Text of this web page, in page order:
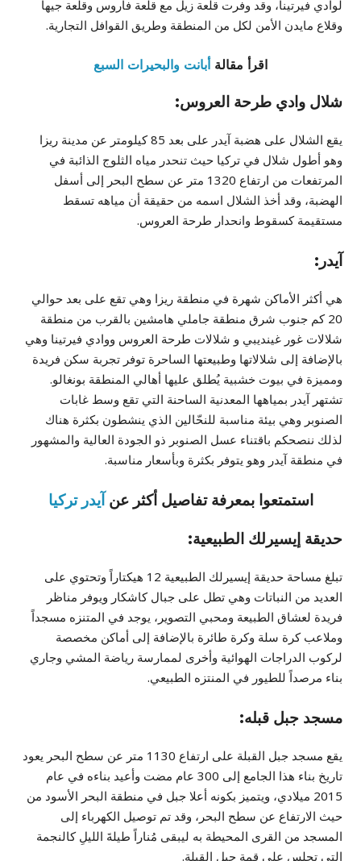
لوادي فيرتينا، وقد وفرت قلعة زيل مع قلعة فاروس وقلعة جيها
وقلاع مايدن الأمن لكل من المنطقة وطريق القوافل التجارية.
اقرأ مقالة أبانت والبحيرات السبع
شلال وادي طرحة العروس:
يقع الشلال على هضبة آيدر على بعد 85 كيلومتر عن مدينة ريزا
وهو أطول شلال في تركيا حيث تنحدر مياه الثلوج الذائبة في
المرتفعات من ارتفاع 1320 متر عن سطح البحر إلى أسفل
الهضبة، وقد أخذ الشلال اسمه من حقيقة أن مياهه تسقط
مستقيمة كسقوط وانحدار طرحة العروس.
آيدر:
هي أكثر الأماكن شهرة في منطقة ريزا وهي تقع على بعد حوالي
20 كم جنوب شرق منطقة جاملي هامشين بالقرب من منطقة
شلالات غور غينديبي و شلالات طرحة العروس ووادي فيرتينا وهي
بالإضافة إلى شلالاتها وطبيعتها الساحرة توفر تجربة سكن فريدة
ومميزة في بيوت خشبية يُطلق عليها أهالي المنطقة بونغالو.
تشتهر آيدر بمياهها المعدنية الساحنة التي تقع وسط غابات
الصنوبر وهي بيئة مناسبة للنحّالين الذي ينشطون بكثرة هناك
لذلك ننصحكم باقتناء عسل الصنوبر ذو الجودة العالية والمشهور
في منطقة آيدر وهو يتوفر بكثرة وبأسعار مناسبة.
استمتعوا بمعرفة تفاصيل أكثر عن آيدر تركيا
حديقة إيسيرلك الطبيعية:
تبلغ مساحة حديقة إيسيرلك الطبيعية 12 هيكتاراً وتحتوي على
العديد من النباتات وهي تطل على جبال كاشكار ويوفر مناظر
فريدة لعشاق الطبيعة ومحبي التصوير، يوجد في المتنزه مسجداً
وملاعب كرة سلة وكرة طائرة بالإضافة إلى أماكن مخصصة
لركوب الدراجات الهوائية وأخرى لممارسة رياضة المشي وجاري
بناء مرصداً للطيور في المنتزه الطبيعي.
مسجد جبل قبله:
يقع مسجد جبل القبلة على ارتفاع 1130 متر عن سطح البحر يعود
تاريخ بناء هذا الجامع إلى 300 عام مضت وأعيد بناءه في عام
2015 ميلادي، ويتميز بكونه أعلا جبل في منطقة البحر الأسود من
حيث الارتفاع عن سطح البحر، وقد تم توصيل الكهرباء إلى
المسجد من القرى المحيطة به ليبقى مُناراً طيلةَ الليلِ كالنجمة
التي تجلس على قمة جبل القبلة.